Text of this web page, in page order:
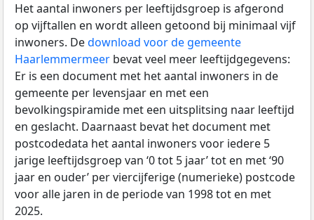
Het aantal inwoners per leeftijdsgroep is afgerond
op vijftallen en wordt alleen getoond bij minimaal vijf
inwoners. Dedownload voor de gemeente
Haarlemmermeer bevat veel meer leeftijdgegevens:
Er is een document met het aantal inwoners in de
gemeente per levensjaar en met een
bevolkingspiramide met een uitsplitsing naar leeftijd
en geslacht. Daarnaast bevat het document met
postcodedata het aantal inwoners voor iedere 5
jarige leeftijdsgroep van ‘0 tot 5 jaar’ tot en met ‘90
jaar en ouder’ per viercijferige (numerieke) postcode
voor alle jaren in de periode van 1998 tot en met
2025.